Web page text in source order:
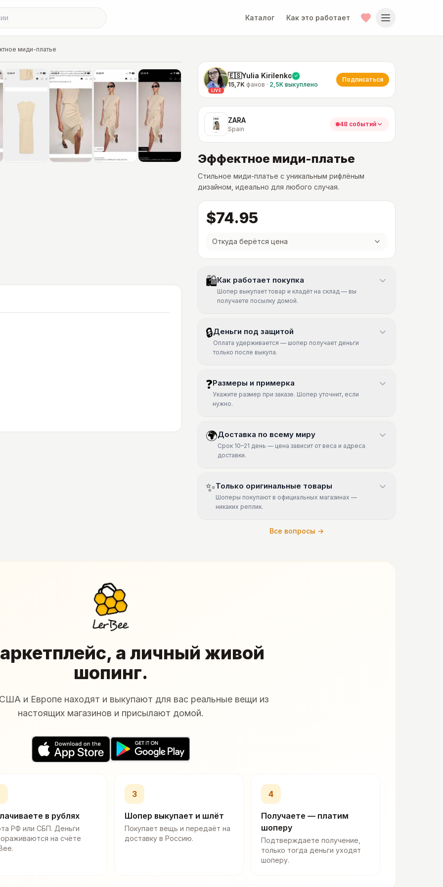
Каталог Как это работает
миди-платье
LIVE
🇪🇸Yulia Kirilenko
15,7K фанов · 2,5K выкуплено
Подписаться
ZARA
Spain
48 событий
Эффектное миди-платье
Стильное миди-платье с уникальным рифлёным
дизайном, идеально для любого случая.
$74.95
Откуда берётся цена
🛍Как работает покупка
Шопер выкупает товар и кладёт на склад — вы
получаете посылку домой.
🔒Деньги под защитой
Оплата удерживается — шопер получает деньги
только после выкупа.
❓Размеры и примерка
Укажите размер при заказе. Шопер уточнит, если
нужно.
🌍Доставка по всему миру
Срок 10–21 день — цена зависит от веса и адреса
доставки.
✨Только оригинальные товары
Шоперы покупают в официальных магазинах —
никаких реплик.
Все вопросы →
а личный живой
шопинг.
и Европе находят и выкупают для вас реальные вещи из
настоящих магазинов и присылают домой.
в рублях
РФ или СБП. Деньги
на счёте
3
Шопер выкупает и шлёт
Покупает вещь и передаёт на
доставку в Россию.
4
Получаете — платим
шоперу
Подтверждаете получение,
только тогда деньги уходят
шоперу.